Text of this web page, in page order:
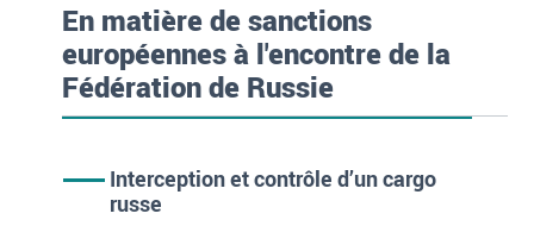
En matière de sanctions
européennes à l'encontre de la
Fédération de Russie
Interception et contrôle d’un cargo
russe